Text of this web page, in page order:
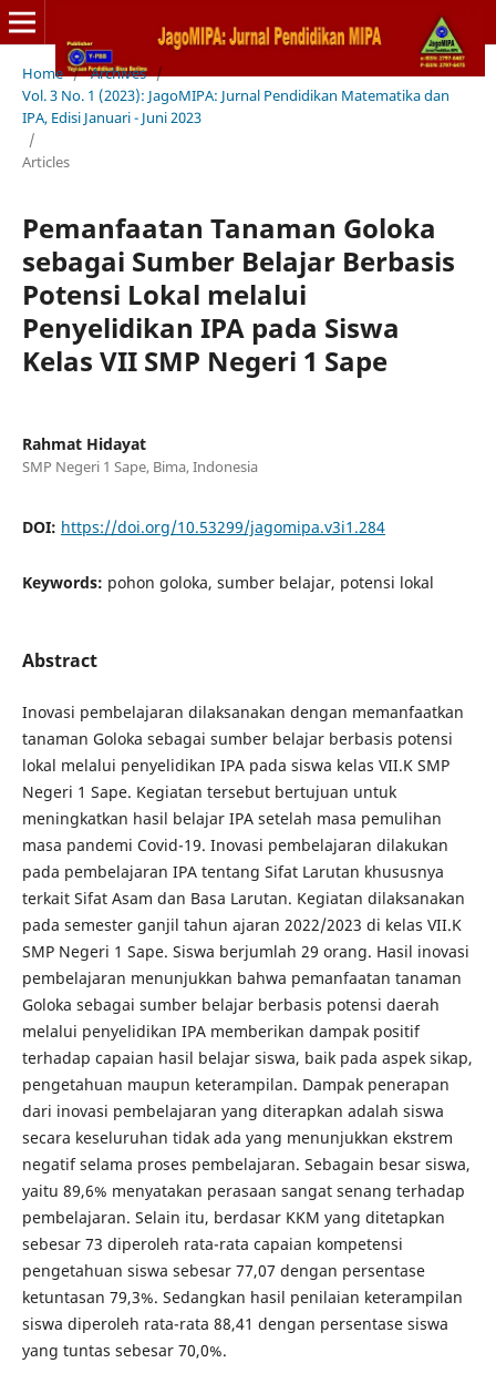
Home / Archives /
Vol. 3 No. 1 (2023): JagoMIPA: Jurnal Pendidikan Matematika dan
IPA, Edisi Januari - Juni 2023
/
Articles
Pemanfaatan Tanaman Goloka
sebagai Sumber Belajar Berbasis
Potensi Lokal melalui
Penyelidikan IPA pada Siswa
Kelas VII SMP Negeri 1 Sape
Rahmat Hidayat
SMP Negeri 1 Sape, Bima, Indonesia
DOI: https://doi.org/10.53299/jagomipa.v3i1.284
Keywords: pohon goloka, sumber belajar, potensi lokal
Abstract
Inovasi pembelajaran dilaksanakan dengan memanfaatkan
tanaman Goloka sebagai sumber belajar berbasis potensi
lokal melalui penyelidikan IPA pada siswa kelas VII.K SMP
Negeri 1 Sape. Kegiatan tersebut bertujuan untuk
meningkatkan hasil belajar IPA setelah masa pemulihan
masa pandemi Covid-19. Inovasi pembelajaran dilakukan
pada pembelajaran IPA tentang Sifat Larutan khususnya
terkait Sifat Asam dan Basa Larutan. Kegiatan dilaksanakan
pada semester ganjil tahun ajaran 2022/2023 di kelas VII.K
SMP Negeri 1 Sape. Siswa berjumlah 29 orang. Hasil inovasi
pembelajaran menunjukkan bahwa pemanfaatan tanaman
Goloka sebagai sumber belajar berbasis potensi daerah
melalui penyelidikan IPA memberikan dampak positif
terhadap capaian hasil belajar siswa, baik pada aspek sikap,
pengetahuan maupun keterampilan. Dampak penerapan
dari inovasi pembelajaran yang diterapkan adalah siswa
secara keseluruhan tidak ada yang menunjukkan ekstrem
negatif selama proses pembelajaran. Sebagain besar siswa,
yaitu 89,6% menyatakan perasaan sangat senang terhadap
pembelajaran. Selain itu, berdasar KKM yang ditetapkan
sebesar 73 diperoleh rata-rata capaian kompetensi
pengetahuan siswa sebesar 77,07 dengan persentase
ketuntasan 79,3%. Sedangkan hasil penilaian keterampilan
siswa diperoleh rata-rata 88,41 dengan persentase siswa
yang tuntas sebesar 70,0%.